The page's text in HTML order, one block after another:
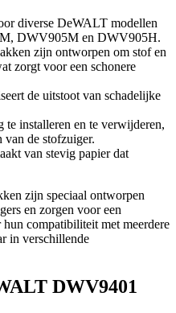
diverse DeWALT modellen
DWV905M en DWV905H.
zijn ontworpen om stof en
zorgt voor een schonere
de uitstoot van schadelijke
te installeren en te verwijderen,
van de stofzuiger.
van stevig papier dat
zijn speciaal ontworpen
en zorgen voor een
compatibiliteit met meerdere
in verschillende
DWV9401